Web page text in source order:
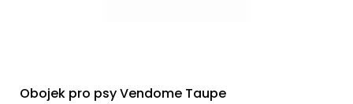
Obojek pro psy Vendome Taupe